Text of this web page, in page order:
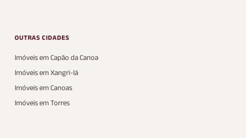
OUTRAS CIDADES
Imóveis em Capão da Canoa
Imóveis em Xangri-lá
Imóveis em Canoas
Imóveis em Torres